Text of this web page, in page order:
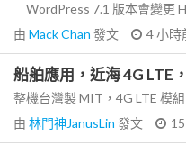
WordPress 7.1 版本會變更
由 Mack Chan 發文 4 小時
船舶應用，近海 4G LTE
整機台灣製 MIT，4G LTE 模
由 林門神JanusLin 發文